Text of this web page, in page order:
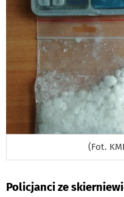
(Fot.
Policjanci ze